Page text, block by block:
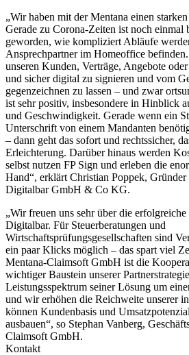
„Wir haben mit der Mentana einen
Gerade zu Corona-Zeiten ist noch einmal
geworden, wie kompliziert Abläufe
Ansprechpartner im Homeoffice
unseren Kunden, Verträge, Angebote
und sicher digital zu signieren und vom
gegenzeichnen zu lassen – und zwar
ist sehr positiv, insbesondere in Hinblick
und Geschwindigkeit. Gerade wenn ein
Unterschrift von einem Mandanten
– dann geht das sofort und rechtssicher,
Erleichterung. Darüber hinaus werden
selbst nutzen FP Sign und erleben die
Hand“, erklärt Christian Poppek,
Digitalbar GmbH & Co KG.
„Wir freuen uns sehr über die
Digitalbar. Für Steuerberatungen und
Wirtschaftsprüfungsgesellschaften sind
ein paar Klicks möglich – das spart viel
Mentana-Claimsoft GmbH ist die
wichtiger Baustein unserer
Leistungsspektrum seiner Lösung um
und wir erhöhen die Reichweite unserer
können Kundenbasis und
ausbauen“, so Stephan Vanberg,
Claimsoft GmbH.
Kontakt